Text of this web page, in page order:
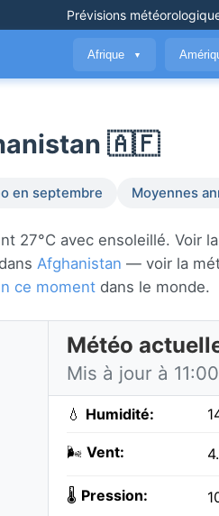
Prévisions
Afrique ▼
🇦🇫
en septembre Moyennes
27°C avec ensoleillé. Voir
Afghanistan — voir la
ce moment dans le monde.
Météo
Mis à jour à
💧 Humidité:
🌬️ Vent:
🌡️ Pression: